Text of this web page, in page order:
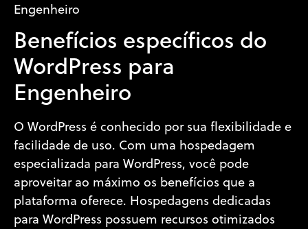
Engenheiro
Benefícios específicos do
WordPress para
Engenheiro
O WordPress é conhecido por sua flexibilidade e
facilidade de uso. Com uma hospedagem
especializada para WordPress, você pode
aproveitar ao máximo os benefícios que a
plataforma oferece. Hospedagens dedicadas
para WordPress possuem recursos otimizados